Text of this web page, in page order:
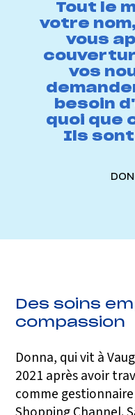
Tout le
votre
vous
vos
besoin
quoi que
Ils sont
Des soins
compassion
Donna, qui vit à
2021 après avoir
comme